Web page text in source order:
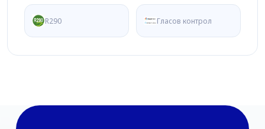
R290 Гласов контрол